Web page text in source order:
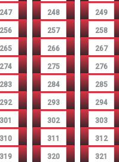
247 248 249
256 257 258
265 266 267
274 275 276
283 284 285
292 293 294
301 302 303
310 311 312
319 320 321